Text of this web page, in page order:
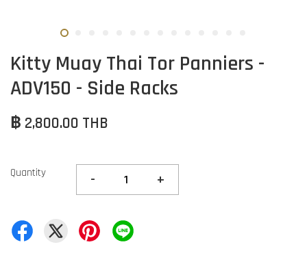
Kitty Muay Thai Tor Panniers -
ADV150 - Side Racks
฿ 2,800.00 THB
Quantity - +